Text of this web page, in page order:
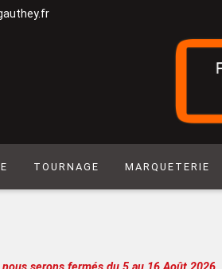
TOURNAGE MARQUETERIE